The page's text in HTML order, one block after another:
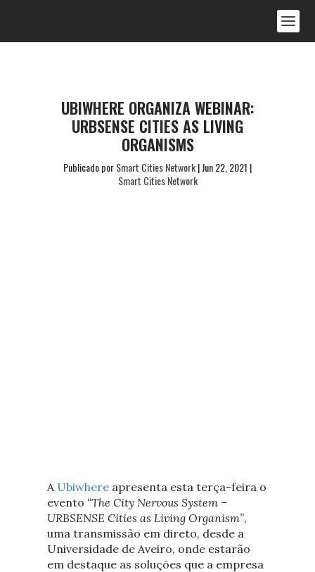
UBIWHERE ORGANIZA WEBINAR:
URBSENSE CITIES AS LIVING
ORGANISMS
Publicado porSmart Cities Network|Jun 22, 2021 |
Smart Cities Network
A Ubiwhereapresenta esta terça-feira o
evento “The City Nervous System –
URBSENSE Cities as Living Organism”,
uma transmissão em direto, desde a
Universidade de Aveiro, onde estarão
em destaque as soluções que a empresa